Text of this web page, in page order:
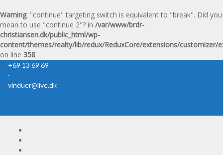
Warning: "continue" targeting switch is equivalent to "break". Did you
mean to use "continue 2"? in /var/www/brdr-
christiansen.dk/public_html/wp-
content/themes/realty/lib/redux/ReduxCore/extensions/customizer/
on line 358
+69 13 69 69
·
vinduer@live.dk